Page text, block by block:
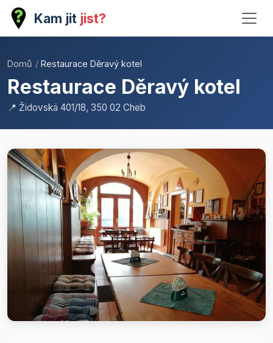
Kam jit jist?
Domů / Restaurace Děravý kotel
Restaurace Děravý kotel
📍 Židovská 401/18, 350 02 Cheb